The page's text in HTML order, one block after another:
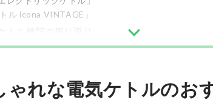
ル icona VINTAGE」
ゃれな電気ケトルのお
最安価格: